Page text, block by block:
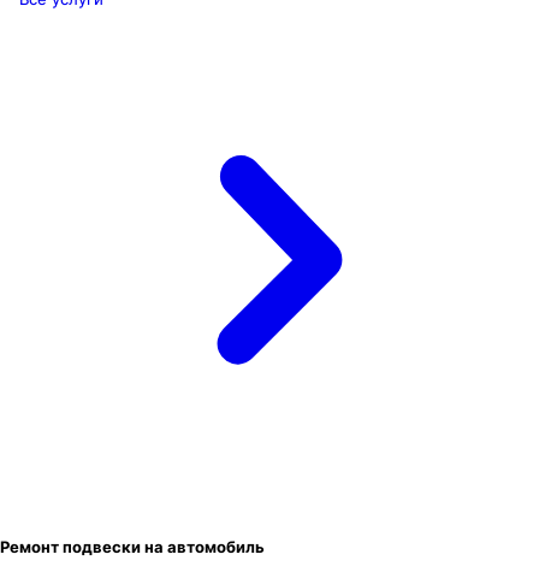
Ремонт подвески на автомобиль